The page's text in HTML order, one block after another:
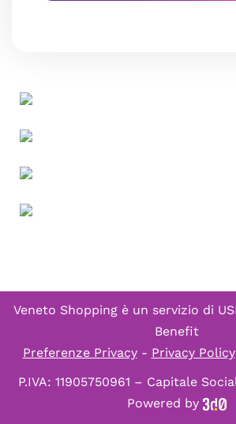
Veneto Shopping è un servizio di
Benefit
Preferenze Privacy- Privacy Policy
P.IVA: 11905750961 – Capitale
Powered by